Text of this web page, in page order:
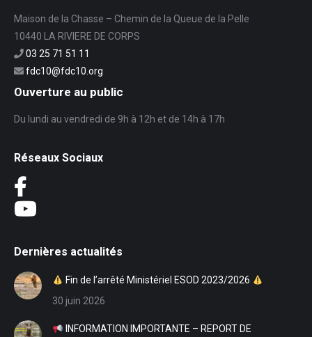
Maison de la Chasse – Chemin de la Queue de la Pelle
10440 LA RIVIERE DE CORPS
03 25 71 51 11
fdc10@fdc10.org
Ouverture au public
Du lundi au vendredi de 9h à 12h et de 14h à 17h
Réseaux Sociaux
Dernières actualités
Fin de l’arrêté Ministériel ESOD 2023/2026
30 juin 2026
INFORMATION IMPORTANTE – REPORT DE